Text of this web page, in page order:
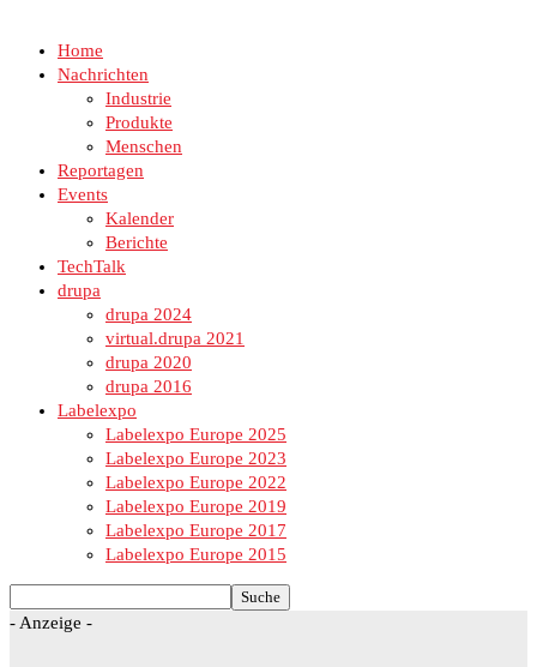
Home
Nachrichten
Industrie
Produkte
Menschen
Reportagen
Events
Kalender
Berichte
TechTalk
drupa
drupa 2024
virtual.drupa 2021
drupa 2020
drupa 2016
Labelexpo
Labelexpo Europe 2025
Labelexpo Europe 2023
Labelexpo Europe 2022
Labelexpo Europe 2019
Labelexpo Europe 2017
Labelexpo Europe 2015
- Anzeige -